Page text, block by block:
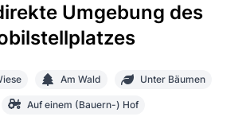
Umgebung des
Am Wald Unter Bäumen
Auf einem (Bauern-) Hof